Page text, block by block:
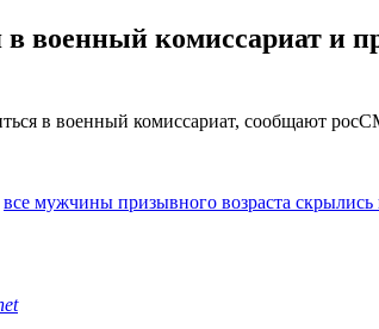
военный комиссариат и
в военный комиссариат, сообщают
все мужчины призывного возраста скрылись